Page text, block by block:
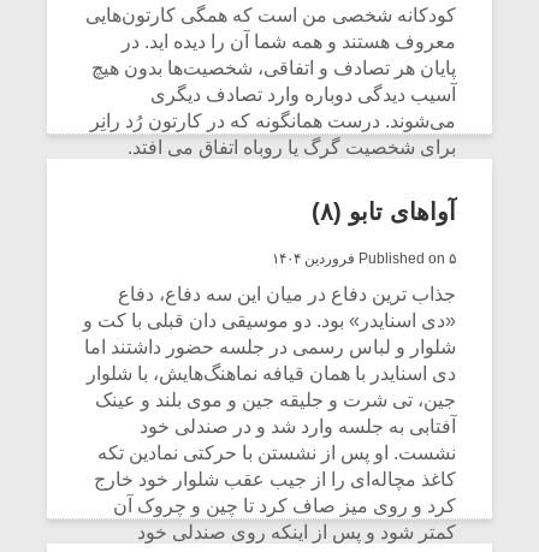
کودکانه شخصی من است که همگی کارتون‌هایی
معروف هستند و همه شما آن را دیده اید. در
پایان هر تصادف و اتفاقی، شخصیت‌ها بدون هیچ
آسیب دیدگی دوباره وارد تصادف دیگری
می‌شوند. درست همانگونه که در کارتون رُد رانِر
برای شخصیت گرگ یا روباه اتفاق می افتد.
آواهای تابو (۸)
Published on ۵ فروردین ۱۴۰۴
جذاب ترین دفاع در میان این سه دفاع، دفاع
«دی اسنایدر» بود. دو موسیقی دان قبلی با کت و
شلوار و لباس رسمی در جلسه حضور داشتند اما
دی اسنایدر با همان قیافه نماهنگ‌هایش، با شلوار
جین، تی شرت و جلیقه جین و موی بلند و عینک
آفتابی به جلسه وارد شد و در صندلی خود
نشست. او پس از نشستن با حرکتی نمادین تکه
کاغذ مچاله‌ای را از جیب عقب شلوار خود خارج
کرد و روی میز صاف کرد تا چین و چروک آن
کمتر شود و پس از اینکه روی صندلی خود
میکلوش روژا
یادداشتی بر موسیقی
متن فیلم «متری
شیش و نیم»
موسیقی